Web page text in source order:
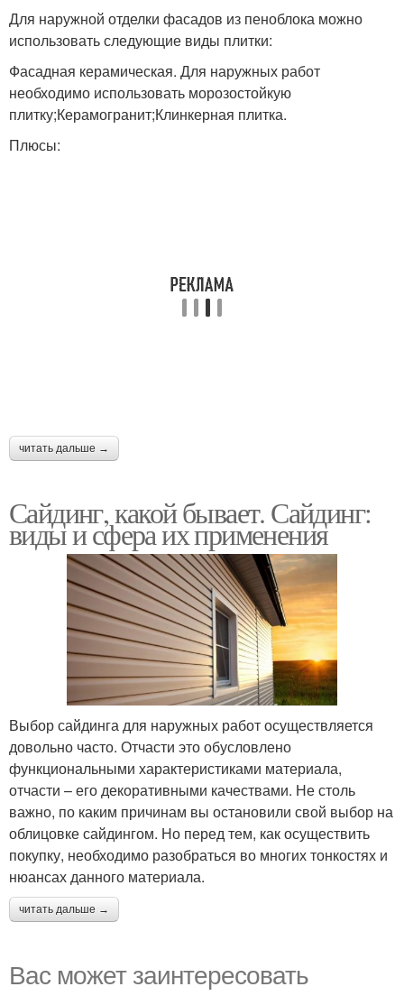
Для наружной отделки фасадов из пеноблока можно
использовать следующие виды плитки:
Фасадная керамическая. Для наружных работ
необходимо использовать морозостойкую
плитку;Керамогранит;Клинкерная плитка.
Плюсы:
читать дальше →
Сайдинг, какой бывает. Сайдинг:
виды и сфера их применения
Выбор сайдинга для наружных работ осуществляется
довольно часто. Отчасти это обусловлено
функциональными характеристиками материала,
отчасти – его декоративными качествами. Не столь
важно, по каким причинам вы остановили свой выбор на
облицовке сайдингом. Но перед тем, как осуществить
покупку, необходимо разобраться во многих тонкостях и
нюансах данного материала.
читать дальше →
Вас может заинтересовать